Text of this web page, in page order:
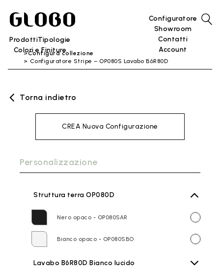
ProdottiTipologie
Colori e Finiture
Configuratore
Showroom
Contatti
Account
Configura collezione
Configuratore Stripe – OP080S Lavabo B6R80D
Torna indietro
CREA Nuova Configurazione
Personalizzazione
Struttura terra OP080D
Nero opaco - OP080SAR
Bianco opaco - OP080SBO
Lavabo B6R80D Bianco lucido